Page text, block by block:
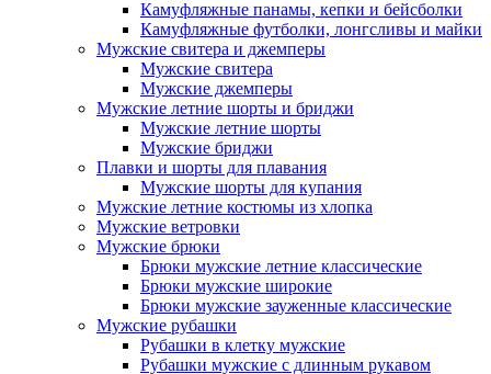
Камуфляжные панамы, кепки и бейсболки
Камуфляжные футболки, лонгсливы и майки
Мужские свитера и джемперы
Мужские свитера
Мужские джемперы
Мужские летние шорты и бриджи
Мужские летние шорты
Мужские бриджи
Плавки и шорты для плавания
Мужские шорты для купания
Мужские летние костюмы из хлопка
Мужские ветровки
Мужские брюки
Брюки мужские летние классические
Брюки мужские широкие
Брюки мужские зауженные классические
Мужские рубашки
Рубашки в клетку мужские
Рубашки мужские с длинным рукавом